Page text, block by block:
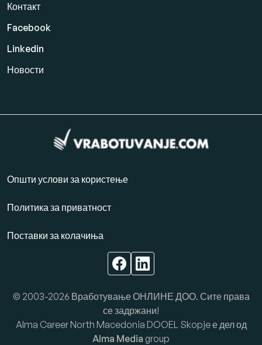
Контакт
Facebook
Linkedin
Новости
Општи услови за користење
Политика за приватност
Поставки за колачиња
© 2003-2026 Вработување ОНЛИНЕ ДОО. Сите права
се задржани!
Alma Career North Macedonia DOOEL Skopje е дел од
Alma Media group